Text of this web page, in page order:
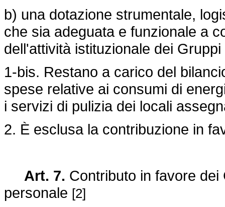
b) una dotazione strumentale,
che sia adeguata e funzionale a
dell'attività istituzionale dei
1-bis. Restano a carico del
spese relative ai consumi di
i servizi di pulizia dei locali
2. È esclusa la contribuzione in
Art. 7. Contributo in favore
personale [2]